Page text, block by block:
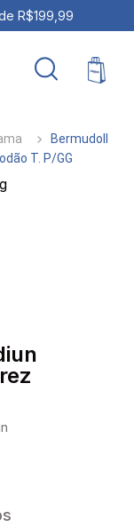
R$199,99
Bermudoll
T. P/GG